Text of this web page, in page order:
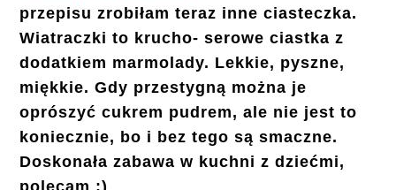
przepisu zrobiłam teraz inne ciasteczka.
Wiatraczki to krucho- serowe ciastka z
dodatkiem marmolady. Lekkie, pyszne,
miękkie. Gdy przestygną można je
oprószyć cukrem pudrem, ale nie jest to
koniecznie, bo i bez tego są smaczne.
Doskonała zabawa w kuchni z dziećmi,